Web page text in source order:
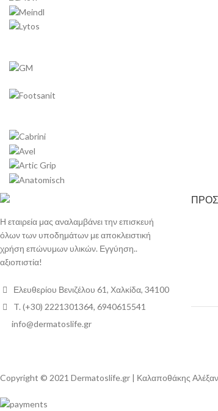
Η εταιρεία μας αναλαμβάνει την επισκευή
όλων των υποδημάτων με αποκλειστική
χρήση επώνυμων υλικών. Εγγύηση..
αξιοπιστία!
Ελευθερίου Βενιζέλου 61, Χαλκίδα, 34100
T. (+30) 2221301364, 6940615541
info@dermatoslife.gr
Copyright © 2021 Dermatoslife.gr | Καλαποθάκης